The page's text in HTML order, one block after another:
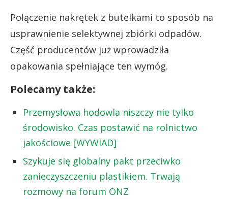
Połączenie nakrętek z butelkami to sposób na
usprawnienie selektywnej zbiórki odpadów.
Część producentów już wprowadziła
opakowania spełniające ten wymóg.
Polecamy także:
Przemysłowa hodowla niszczy nie tylko
środowisko. Czas postawić na rolnictwo
jakościowe [WYWIAD]
Szykuje się globalny pakt przeciwko
zanieczyszczeniu plastikiem. Trwają
rozmowy na forum ONZ